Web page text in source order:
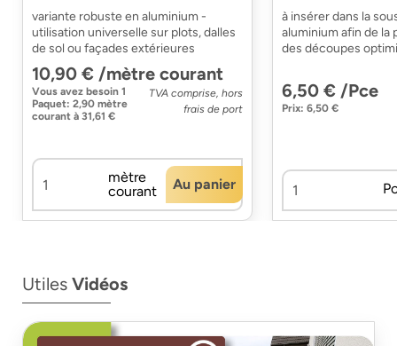
variante robuste en aluminium -
utilisation universelle sur plots, dalles
de sol ou façades extérieures
10,90 € /mètre courant
Vous avez besoin 1
Paquet: 2,90 mètre
courant à 31,61 €
TVA comprise, hors
frais de port
mètre
courant
Au panier
à insérer dans la
aluminium afin de la
des découpes
6,50 € /Pce
Prix: 6,50 €
Utiles Vidéos